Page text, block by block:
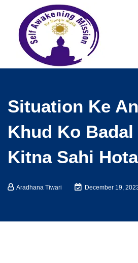
Situation Ke
Khud Ko Badal
Kitna Sahi
Aradhana Tiwari December 19,